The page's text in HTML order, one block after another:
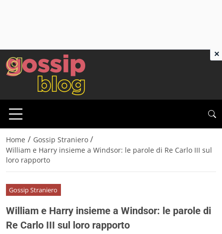
Home / Gossip Straniero /
William e Harry insieme a Windsor: le parole di Re Carlo III sul
loro rapporto
Gossip Straniero
William e Harry insieme a Windsor: le parole di
Re Carlo III sul loro rapporto
×